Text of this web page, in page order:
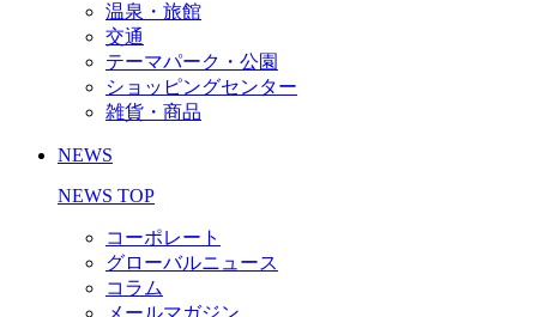
温泉・旅館
交通
テーマパーク・公園
ショッピングセンター
雑貨・商品
NEWS
NEWS TOP
コーポレート
グローバルニュース
コラム
メールマガジン